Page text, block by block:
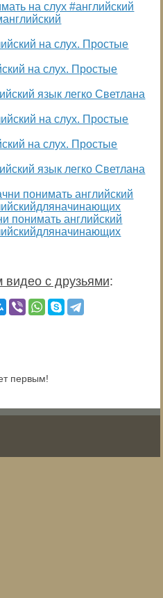
на слух #английский
на слух. Простые
язык легко Светлана
на слух. Простые
язык легко Светлана
понимать английский
видео с друзьями:
первым!